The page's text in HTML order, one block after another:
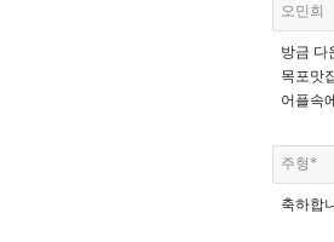
오민희
방금 다
목포맛
어플속
주형*
축하합